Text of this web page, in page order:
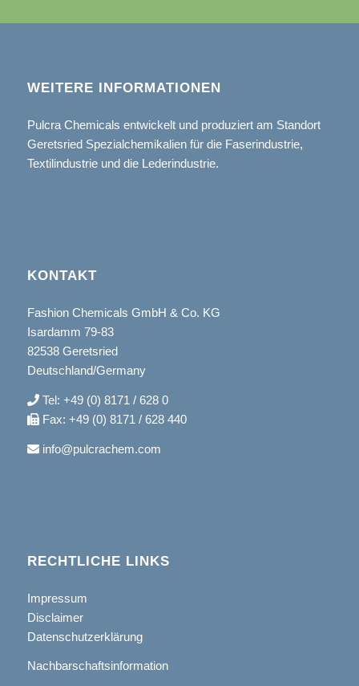
WEITERE INFORMATIONEN
Pulcra Chemicals entwickelt und produziert am Standort
Geretsried Spezialchemikalien für die Faserindustrie,
Textilindustrie und die Lederindustrie.
KONTAKT
Fashion Chemicals GmbH & Co. KG
Isardamm 79-83
82538 Geretsried
Deutschland/Germany
Tel: +49 (0) 8171 / 628 0
Fax: +49 (0) 8171 / 628 440
info@pulcrachem.com
RECHTLICHE LINKS
Impressum
Disclaimer
Datenschutzerklärung
Nachbarschaftsinformation